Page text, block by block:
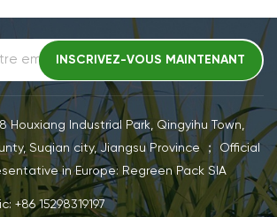
Houxiang Industrial Park, Qingyihu Town,
Suqian city, Jiangsu Province ； Official
in Europe: Regreen Pack SIA
+86 15298319197